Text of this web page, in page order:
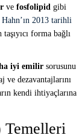
ve fosfolipid gibi
2013 tarihli
taşıyıcı forma bağlı
iyi emilir sorusunu
dezavantajlarını
kendi ihtiyaçlarına
Temelleri